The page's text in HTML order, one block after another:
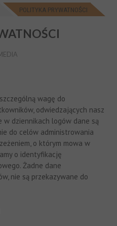
POLITYKA PRYWATNOŚCI
wagę do
odwiedzających nasz
dziennikach logów dane są
do celów administrowania
o którym mowa w
o identyfikację
Żadne dane
nie są przekazywane do